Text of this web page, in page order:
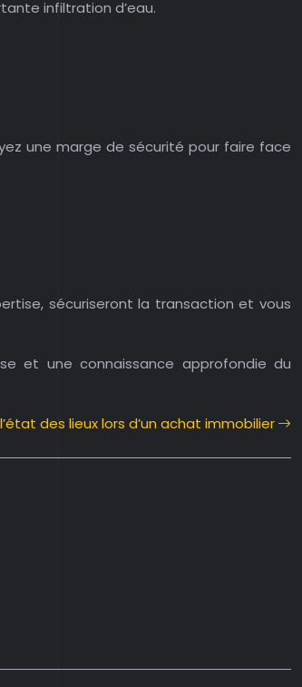
infiltration d’eau.
une marge de sécurité pour faire face
sécuriseront la transaction et vous
et une connaissance approfondie du
des lieux lors d’un achat immobilier